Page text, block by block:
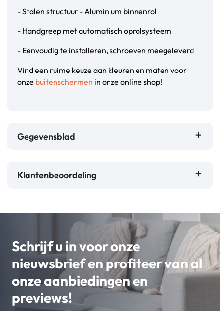
- Stalen structuur - Aluminium binnenrol
- Handgreep met automatisch oprolsysteem
- Eenvoudig te installeren, schroeven meegeleverd
Vind een ruime keuze aan kleuren en maten voor
onze buitenschermen in onze online shop!
Gegevensblad
Klantenbeoordeling
Schrijf u in voor onze
nieuwsbrief en profiteer van al
onze aanbiedingen en
previews!